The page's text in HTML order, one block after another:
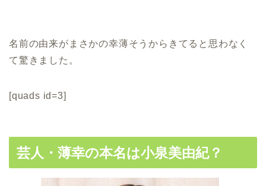
名前の由来がまさかの幸薄そうからきてると思わなく
て驚きました。
[quads id=3]
芸人・薄幸の本名は小泉美由紀？